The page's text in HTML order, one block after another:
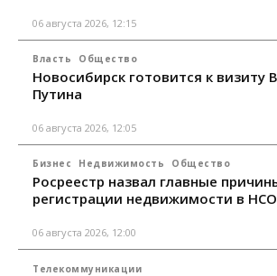
06 августа 2026, 12:15
Власть Общество
Новосибирск готовится к визиту
Путина
06 августа 2026, 12:05
Бизнес Недвижимость Общество
Росреестр назвал главные
регистрации недвижимости в НСО
06 августа 2026, 12:00
Телекоммуникации